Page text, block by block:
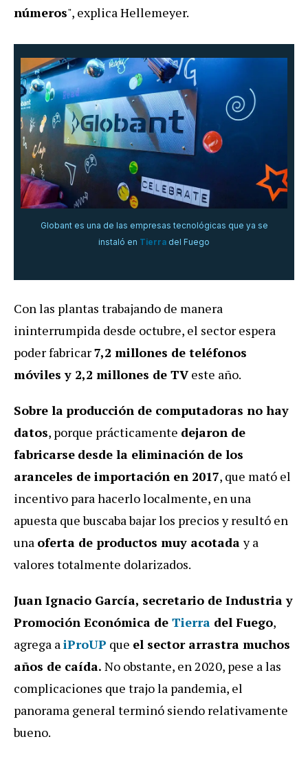
números", explica Hellemeyer.
Globant es una de las empresas tecnológicas que ya se
instaló en Tierra del Fuego
Con las plantas trabajando de manera
ininterrumpida desde octubre, el sector espera
poder fabricar7,2 millones de teléfonos
móviles y 2,2 millones de TVeste año.
Sobre laproducción de computadoras no hay
datos, porque prácticamente dejaron de
fabricarse desde la eliminación de los
aranceles de importación en 2017, que mató el
incentivo para hacerlo localmente, en una
apuesta que buscaba bajar los precios y resultó en
una oferta de productos muy acotaday a
valores totalmente dolarizados.
Juan Ignacio García, secretario de Industria y
Promoción Económica de Tierra del Fuego,
agrega aiProUP que el sector arrastra muchos
años de caída. No obstante, en 2020, pese a las
complicaciones que trajo la pandemia, el
panorama general terminó siendo relativamente
bueno.